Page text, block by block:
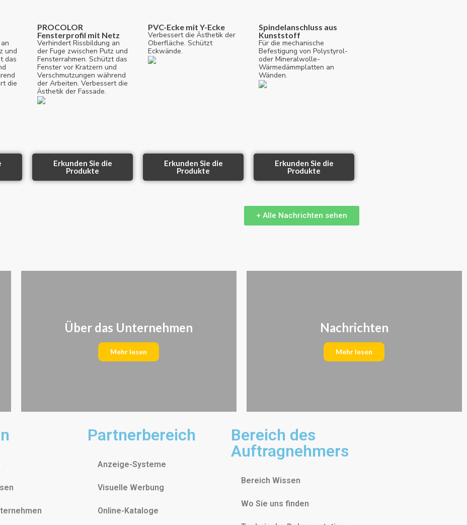
und
das
die
PROCOLOR
Fensterprofil mit Netz
Verhindert Rissbildung an
der Fuge zwischen Putz und
Fensterrahmen. Schützt das
Fenster vor Kratzern und
Verschmutzungen während
der Arbeiten. Verbessert die
Ästhetik der Fassade.
Erkunden Sie die
Produkte
PVC-Ecke mit Y-Ecke
Verbessert die Ästhetik der
Oberfläche. Schützt
Eckwände.
Erkunden Sie die
Produkte
Spindelanschluss aus
Kunststoff
Für die mechanische
Befestigung von Polystyrol-
oder Mineralwolle-
Wärmedämmplatten an
Wänden.
Erkunden Sie die
Produkte
+ Alle Nachrichten sehen
Über das Unternehmen
Mehr lesen
Nachrichten
Mehr lesen
Partnerbereich
Anzeige-Systeme
Visuelle Werbung
Online-Kataloge
Bereich des
Auftragnehmers
Bereich Wissen
Wo Sie uns finden